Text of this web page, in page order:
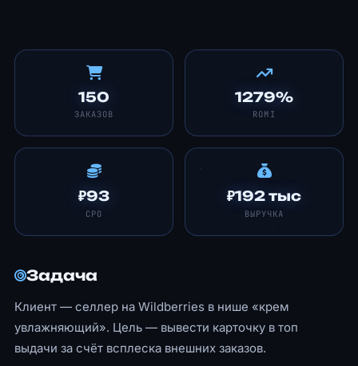
150
ЗАКАЗОВ
1279%
ROMI
₽93
CPO
₽192 тыс
ВЫРУЧКА
Задача
Клиент — селлер на Wildberries в нише «крем
увлажняющий». Цель — вывести карточку в топ
выдачи за счёт всплеска внешних заказов.